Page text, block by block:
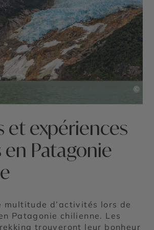
©
et expériences
Patagonie
multitude d’activités lors de
Patagonie chilienne. Les
trouveront leur bonheur